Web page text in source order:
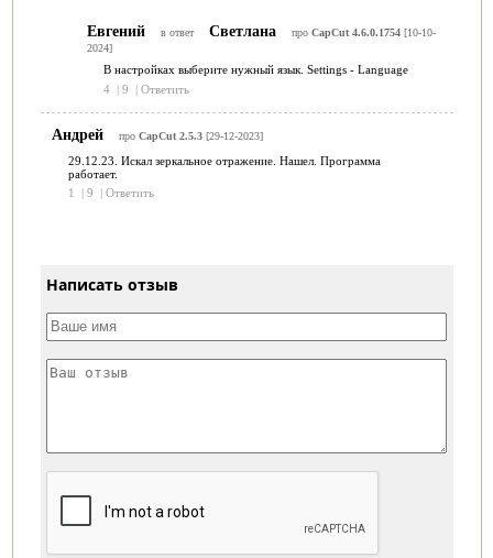
Евгений в ответ Светлана про CapCut 4.6.0.1754[10-10-
2024]
В настройках выберите нужный язык. Settings - Language
4 | 9 | Ответить
Андрей про CapCut 2.5.3[29-12-2023]
29.12.23. Искал зеркальное отражение. Нашел. Программа
работает.
1
| 9 | Ответить
Написать отзыв